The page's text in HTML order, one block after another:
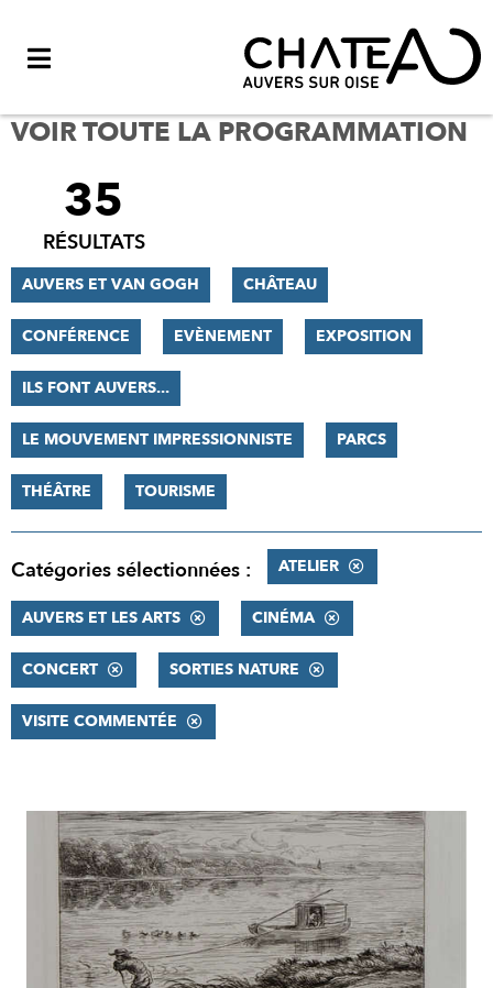
VOIR TOUTE LA PROGRAMMATION
FILTRER
RÉSULTATS
35
RÉSULTATS
AUVERS ET VAN GOGH CHÂTEAU
CONFÉRENCE EVÈNEMENT EXPOSITION
ILS FONT AUVERS...
LE MOUVEMENT IMPRESSIONNISTE PARCS
THÉÂTRE TOURISME
Catégories sélectionnées : ATELIER
AUVERS ET LES ARTS CINÉMA
CONCERT SORTIES NATURE
VISITE COMMENTÉE
RÉSULTATS